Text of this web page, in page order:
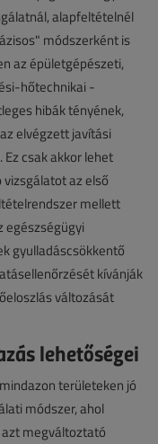
alapfeltételnél
módszerként is
az épületgépészeti,
hőtechnikai -
hibák tényének,
elvégzett javítási
csak akkor lehet
az első
mellett
egészségügyi
gyulladáscsökkentő
kívánják
változását
lehetőségei
területeken jó
módszer, ahol
megváltoztató